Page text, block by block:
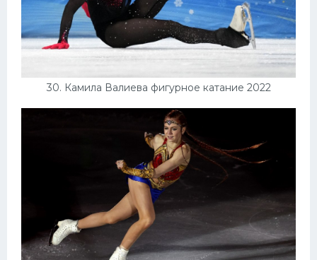
30. Камила Валиева фигурное катание 2022